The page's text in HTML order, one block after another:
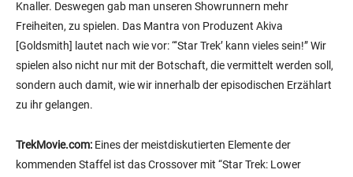
Knaller. Deswegen gab man unseren Showrunnern mehr
Freiheiten, zu spielen. Das Mantra von Produzent Akiva
[Goldsmith] lautet nach wie vor: “‘Star Trek’ kann vieles sein!” Wir
spielen also nicht nur mit der Botschaft, die vermittelt werden soll,
sondern auch damit, wie wir innerhalb der episodischen Erzählart
zu ihr gelangen.
TrekMovie.com: Eines der meistdiskutierten Elemente der
kommenden Staffel ist das Crossover mit “Star Trek: Lower